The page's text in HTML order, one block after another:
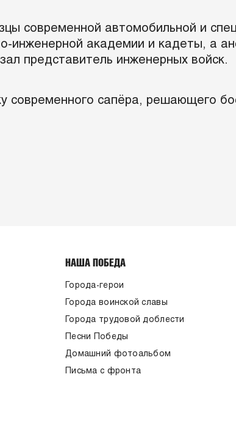
современной автомобильной и
академии и кадеты, а
представитель инженерных войск.
современного сапёра, решающего
НАША ПОБЕДА
Города-герои
Города воинской славы
Города трудовой доблести
Песни Победы
Домашний фотоальбом
Письма с фронта